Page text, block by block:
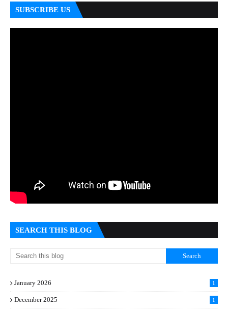
SUBSCRIBE US
SEARCH THIS BLOG
January 2026 1
December 2025 1